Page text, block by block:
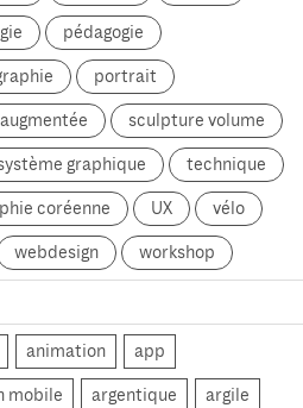
pédagogie
portrait
sculpture volume
graphique technique
coréenne UX vélo
webdesign workshop
animation app
mobile argentique argile